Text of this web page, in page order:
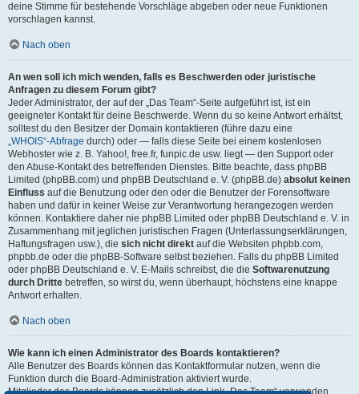
deine Stimme für bestehende Vorschläge abgeben oder neue Funktionen
vorschlagen kannst.
Nach oben
An wen soll ich mich wenden, falls es Beschwerden oder juristische
Anfragen zu diesem Forum gibt?
Jeder Administrator, der auf der „Das Team“-Seite aufgeführt ist, ist ein
geeigneter Kontakt für deine Beschwerde. Wenn du so keine Antwort erhältst,
solltest du den Besitzer der Domain kontaktieren (führe dazu eine
„WHOIS“-Abfrage durch) oder — falls diese Seite bei einem kostenlosen
Webhoster wie z. B. Yahoo!, free.fr, funpic.de usw. liegt — den Support oder
den Abuse-Kontakt des betreffenden Dienstes. Bitte beachte, dass phpBB
Limited (phpBB.com) und phpBB Deutschland e. V. (phpBB.de) absolut keinen
Einfluss auf die Benutzung oder den oder die Benutzer der Forensoftware
haben und dafür in keiner Weise zur Verantwortung herangezogen werden
können. Kontaktiere daher nie phpBB Limited oder phpBB Deutschland e. V. in
Zusammenhang mit jeglichen juristischen Fragen (Unterlassungserklärungen,
Haftungsfragen usw.), die sich nicht direkt auf die Websiten phpbb.com,
phpbb.de oder die phpBB-Software selbst beziehen. Falls du phpBB Limited
oder phpBB Deutschland e. V. E-Mails schreibst, die die Softwarenutzung
durch Dritte betreffen, so wirst du, wenn überhaupt, höchstens eine knappe
Antwort erhalten.
Nach oben
Wie kann ich einen Administrator des Boards kontaktieren?
Alle Benutzer des Boards können das Kontaktformular nutzen, wenn die
Funktion durch die Board-Administration aktiviert wurde.
Mitglieder des Boards können zusätzlich den Link „Das Team“ verwenden.